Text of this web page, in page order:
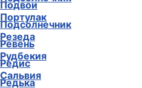
Портулак
Резеда
Рудбекия
Сальвия
Подвои
Подсолнечник
Ревень
Редис
Редька